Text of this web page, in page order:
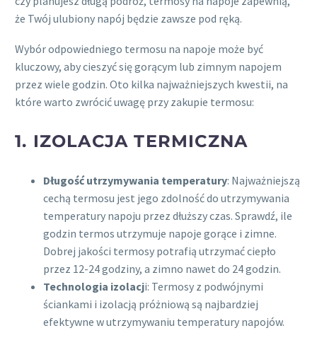
że Twój ulubiony napój będzie zawsze pod ręką.
Wybór odpowiedniego termosu na napoje może być
kluczowy, aby cieszyć się gorącym lub zimnym napojem
przez wiele godzin. Oto kilka najważniejszych kwestii, na
które warto zwrócić uwagę przy zakupie termosu:
1. IZOLACJA TERMICZNA
Długość utrzymywania temperatury: Najważniejszą
cechą termosu jest jego zdolność do utrzymywania
temperatury napoju przez dłuższy czas. Sprawdź, ile
godzin termos utrzymuje napoje gorące i zimne.
Dobrej jakości termosy potrafią utrzymać ciepło
przez 12-24 godziny, a zimno nawet do 24 godzin.
Technologia izolacji: Termosy z podwójnymi
ściankami i izolacją próżniową są najbardziej
efektywne w utrzymywaniu temperatury napojów.